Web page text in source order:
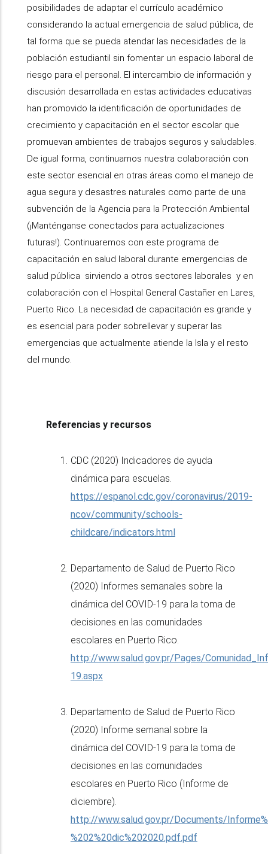
posibilidades de adaptar el currículo académico
considerando la actual emergencia de salud pública, de
tal forma que se pueda atendar las necesidades de la
población estudiantil sin fomentar un espacio laboral de
riesgo para el personal. El intercambio de información y
discusión desarrollada en estas actividades educativas
han promovido la identificación de oportunidades de
crecimiento y capacitación en el sector escolar que
promuevan ambientes de trabajos seguros y saludables.
De igual forma, continuamos nuestra colaboración con
este sector esencial en otras áreas como el manejo de
agua segura y desastres naturales como parte de una
subvención de la Agencia para la Protección Ambiental
(¡Manténganse conectados para actualizaciones
futuras!). Continuaremos con este programa de
capacitación en salud laboral durante emergencias de
salud pública sirviendo a otros sectores laborales y en
colaboración con el Hospital General Castañer en Lares,
Puerto Rico. La necesidad de capacitación es grande y
es esencial para poder sobrellevar y superar las
emergencias que actualmente atiende la Isla y el resto
del mundo.
Referencias y recursos
CDC (2020) Indicadores de ayuda
dinámica para escuelas.
https://espanol.cdc.gov/coronavirus/2019-
ncov/community/schools-
childcare/indicators.html
Departamento de Salud de Puerto Rico
(2020) Informes semanales sobre la
dinámica del COVID-19 para la toma de
decisiones en las comunidades
escolares en Puerto Rico.
http://www.salud.gov.pr/Pages/
19.aspx
Departamento de Salud de Puerto Rico
(2020) Informe semanal sobre la
dinámica del COVID-19 para la toma de
decisiones en las comunidades
escolares en Puerto Rico (Informe de
diciembre).
http://www.salud.gov.pr/Documents/
%202%20dic%202020.pdf.pdf